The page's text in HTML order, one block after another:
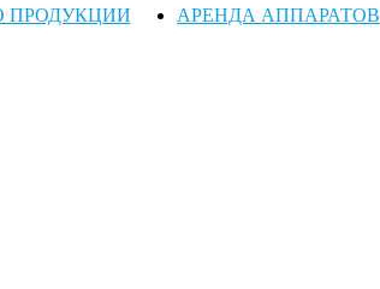
ПРОДУКЦИИ АРЕНДА АППАРАТОВ